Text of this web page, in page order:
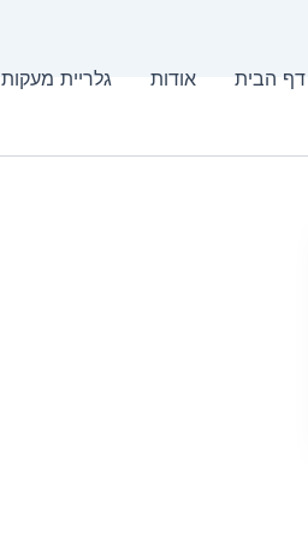
דף הבית
אודות גלריית מעקות